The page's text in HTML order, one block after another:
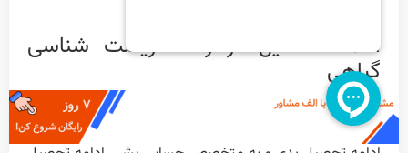
ادامه تحصیل در رشته زیست شناسی
گیاهی
اگه دوست داشته باشی، می تونی تو مقاطع بالاتر مثل
کارشناسی ارشد و دکتری هم تو رشته زیست شناسی گیاهی